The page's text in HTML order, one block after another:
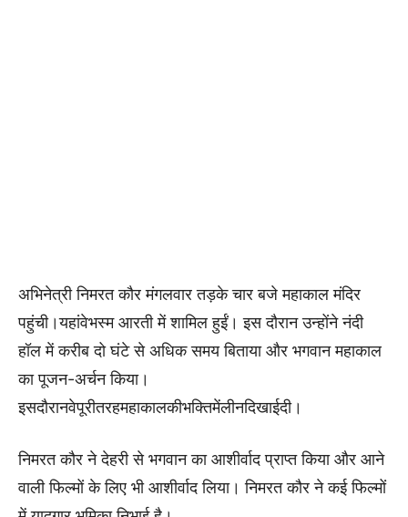
अभिनेत्री निमरत कौर मंगलवार तड़के चार बजे महाकाल मंदिर
पहुंची।यहांवेभस्म आरती में शामिल हुईं। इस दौरान उन्होंने नंदी
हॉल में करीब दो घंटे से अधिक समय बिताया और भगवान महाकाल
का पूजन-अर्चन किया।
इसदाैरानवेपूरीतरहमहाकालकीभक्तिमेंलीनदिखाईदी।
निमरत कौर ने देहरी से भगवान का आशीर्वाद प्राप्त किया और आने
वाली फिल्मों के लिए भी आशीर्वाद लिया। निमरत कौर ने कई फिल्मों